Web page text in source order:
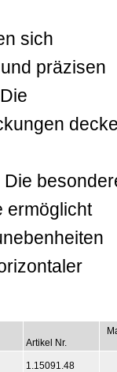
sich
präzisen
ermöglicht
Artikel Nr.
1.15091.48